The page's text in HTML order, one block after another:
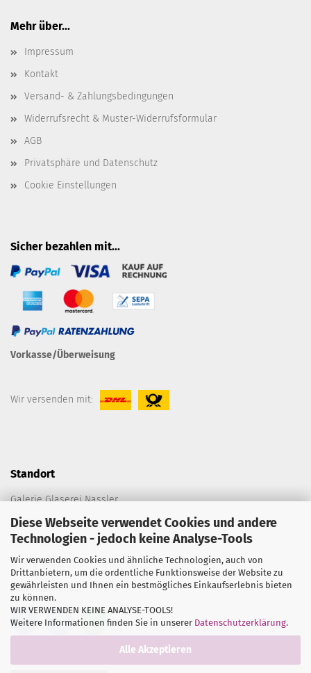
Diese Webseite verwendet Cookies und andere
Technologien - jedoch keine Analyse-Tools
Wir verwenden Cookies und ähnliche Technologien, auch von
Drittanbietern, um die ordentliche Funktionsweise der Website zu
gewährleisten und Ihnen ein bestmögliches Einkaufserlebnis bieten
zu können.
WIR VERWENDEN KEINE ANALYSE-TOOLS!
Weitere Informationen finden Sie in unserer Datenschutzerklärung.
Alle Akzeptieren
Mehr über...
Impressum
Kontakt
Versand- & Zahlungsbedingungen
Widerrufsrecht & Muster-Widerrufsformular
AGB
Privatsphäre und Datenschutz
Cookie Einstellungen
Sicher bezahlen mit...
Vorkasse/Überweisung
Wir versenden mit:
Standort
Galerie Glaserei Nassler
Spitalplatz C 198
86633 Neuburg an der Donau
E-Mail:die@galerie-glaserei-nassler.de
Folgen Sie uns...